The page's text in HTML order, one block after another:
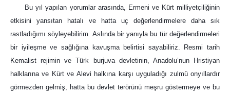
Bu yıl yapılan yorumlar arasında, Ermeni ve Kürt milliyetçiliğinin
etkisini yansıtan hatalı ve hatta uç değerlendirmelere daha sık
rastladığımı söyleyebilirim. Aslında bir yanıyla bu tür değerlendirmeleri
bir iyileşme ve sağlığına kavuşma belirtisi sayabiliriz. Resmi tarih
Kemalist rejimin ve Türk burjuva devletinin, Anadolu’nun Hristiyan
halklarına ve Kürt ve Alevi halkına karşı uyguladığı zulmü onyıllardır
görmezden gelmiş, hatta bu devlet terörünü meşru göstermeye ve bu